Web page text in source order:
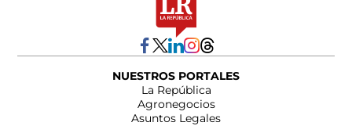
NUESTROS PORTALES
La República
Agronegocios
Asuntos Legales